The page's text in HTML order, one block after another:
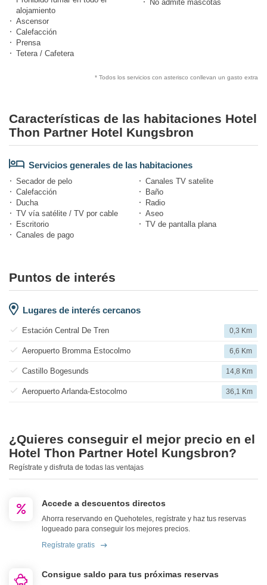
alojamiento
Ascensor
Calefacción
Prensa
Tetera / Cafetera
No admite mascotas
* Todos los servicios con asterisco conllevan un gasto extra
Características de las habitaciones Hotel
Thon Partner Hotel Kungsbron
Servicios generales de las habitaciones
Secador de pelo
Canales TV satelite
Calefacción
Baño
Ducha
Radio
TV vía satélite / TV por cable
Aseo
Escritorio
TV de pantalla plana
Canales de pago
Puntos de interés
Lugares de interés cercanos
Estación Central De Tren 0,3 Km
Aeropuerto Bromma Estocolmo 6,6 Km
Castillo Bogesunds 14,8 Km
Aeropuerto Arlanda-Estocolmo 36,1 Km
¿Quieres conseguir el mejor precio en el
Hotel Thon Partner Hotel Kungsbron?
Regístrate y disfruta de todas las ventajas
Accede a descuentos directos
Ahorra reservando en Quehoteles, regístrate y haz tus reservas
logueado para conseguir los mejores precios.
Regístrate gratis
Consigue saldo para tus próximas reservas